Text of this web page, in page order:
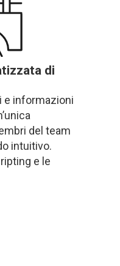
di
e informazioni
del team
intuitivo.
e le